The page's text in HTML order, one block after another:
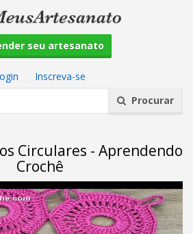
seu artesanato
Inscreva-se
Procurar
Circulares - Aprendendo
Crochê